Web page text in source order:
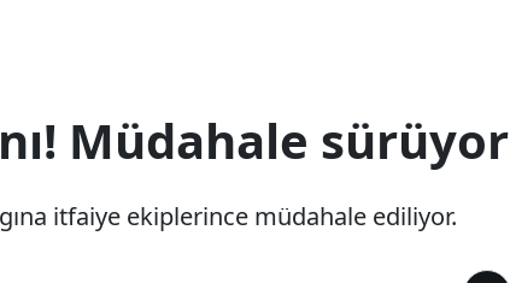
Müdahale sürüyor
itfaiye ekiplerince müdahale ediliyor.